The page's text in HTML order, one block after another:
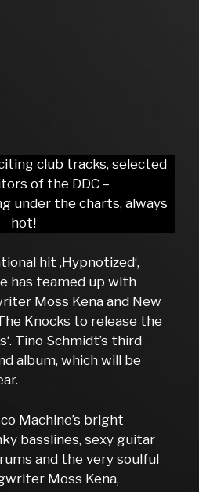
club tracks, selected
of the DDC –
under the charts, always
hot!
hit ‚Hypnotized‘,
has teamed up with
Moss Kena and New
Knocks to release the
Tino Schmidt’s third
album, which will be
Machine’s bright
basslines, sexy guitar
and the very soulful
Moss Kena,